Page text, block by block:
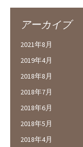
アーカイブ
2021年8月
2019年4月
2018年8月
2018年7月
2018年6月
2018年5月
2018年4月